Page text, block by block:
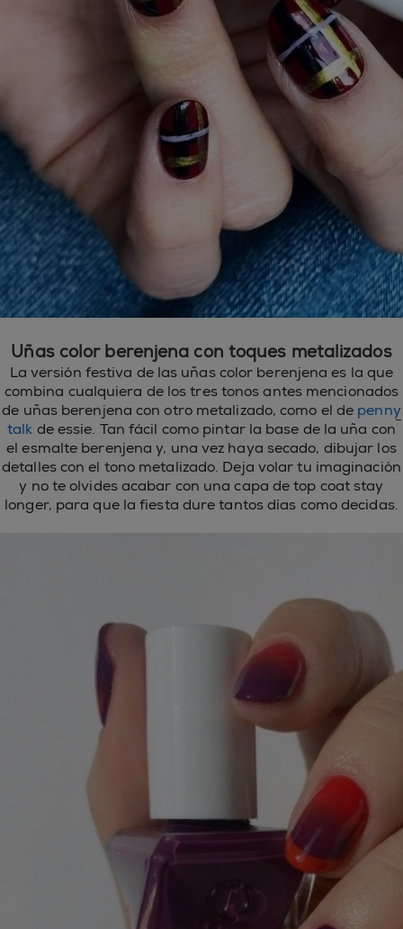
Uñas color berenjena con toques metalizados
La versión festiva de las uñas color berenjena es la que
combina cualquiera de los tres tonos antes mencionados
de uñas berenjena con otro metalizado, como el de penny
talk de essie. Tan fácil como pintar la base de la uña con
el esmalte berenjena y, una vez haya secado, dibujar los
detalles con el tono metalizado. Deja volar tu imaginación
y no te olvides acabar con una capa de top coat stay
longer, para que la fiesta dure tantos días como decidas.